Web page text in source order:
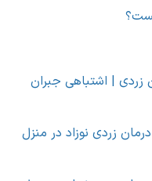
زردی | اشتباهی جبران
زردی نوزاد در منزل